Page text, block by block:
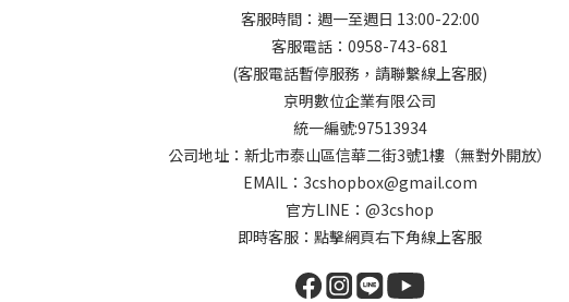
客服時間：週一至週日 13:00-22:00
客服電話：0958-743-681
(客服電話暫停服務，請聯繫線上客服)
京明數位企業有限公司
統一編號:97513934
公司地址：新北市泰山區信華二街3號1樓（無對外開放）
EMAIL：3cshopbox@gmail.com
官方LINE：@3cshop
即時客服：點擊網頁右下角線上客服